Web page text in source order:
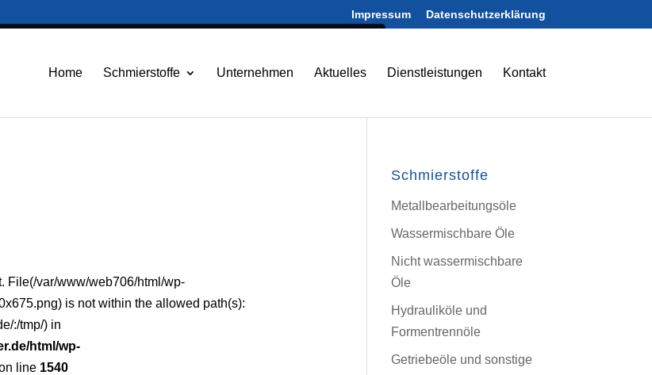
Impressum Datenschutzerklärung
Home Schmierstoffe Unternehmen Aktuelles Dienstleistungen Kontakt
File(/var/www/web706/html/wp-
is not within the allowed path(s):
:/tmp/) in
html/wp-
line 1540
Schmierstoffe
Metallbearbeitungsöle
Wassermischbare Öle
Nicht wassermischbare
Öle
Hydrauliköle und
Formentrennöle
Getriebeöle und sonstige